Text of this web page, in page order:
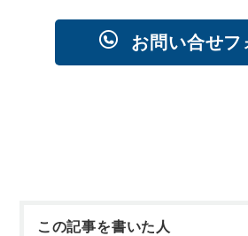
お問い合せフ
この記事を書いた人